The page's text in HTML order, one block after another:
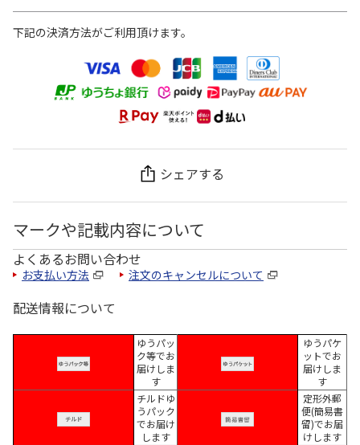
下記の決済方法がご利用頂けます。
シェアする
マークや記載内容について
よくあるお問い合わせ
お支払い方法 注文のキャンセルについて
配送情報について
ゆうパッ
ク等でお
届けしま
す
ゆうパケ
ットでお
届けしま
す
チルドゆ
うパック
でお届け
します
定形外郵
便(簡易書
留)でお届
けします